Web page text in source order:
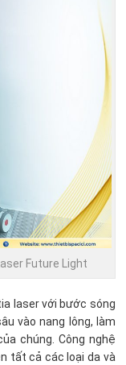
Future Light
laser với bước sóng
vào nang lông, làm
chúng. Công nghệ
tất cả các loại da và